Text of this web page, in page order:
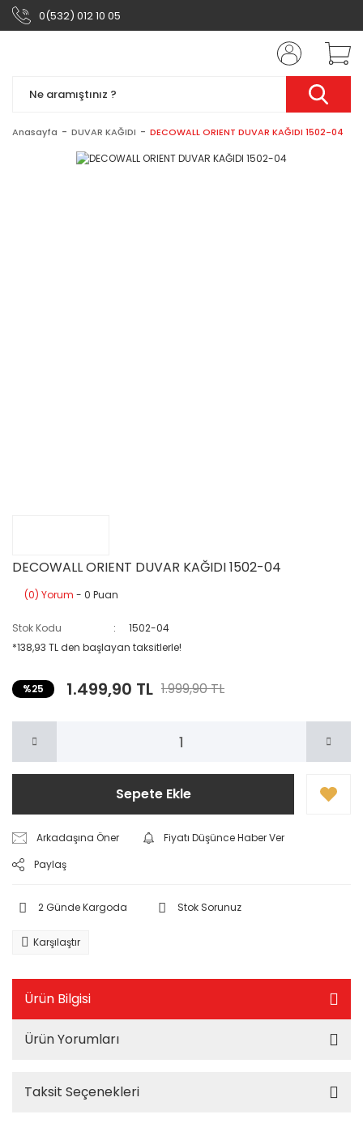
0(532) 012 10 05
Anasayfa DUVAR KAĞIDI DECOWALL ORIENT DUVAR KAĞIDI 1502-04
DECOWALL ORIENT DUVAR KAĞIDI 1502-04
(0) Yorum - 0 Puan
Stok Kodu
1502-04
*138,93 TL den başlayan taksitlerle!
%25 1.499,90 TL 1.999,90 TL
Sepete Ekle
Arkadaşına Öner
Fiyatı Düşünce Haber Ver
Paylaş
2 Günde Kargoda Stok Sorunuz
Karşılaştır
Ürün Bilgisi
Ürün Yorumları
Taksit Seçenekleri